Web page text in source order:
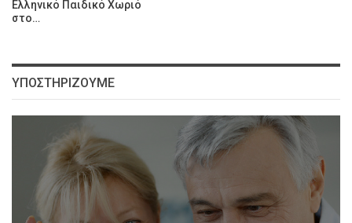
Ελληνικό Παιδικό Χωριό
στο…
ΥΠΟΣΤΗΡΊΖΟΥΜΕ